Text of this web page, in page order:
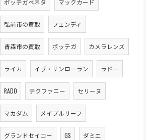
ボッテガベネタ マックカード
弘前市の買取 フェンディ
青森市の買取 ボッテガ カメラレンズ
ライカ イヴ・サンローラン ラドー
RADO テクファニー セリーヌ
マカダム メイプルリーフ
グランドセイコー GS ダミエ